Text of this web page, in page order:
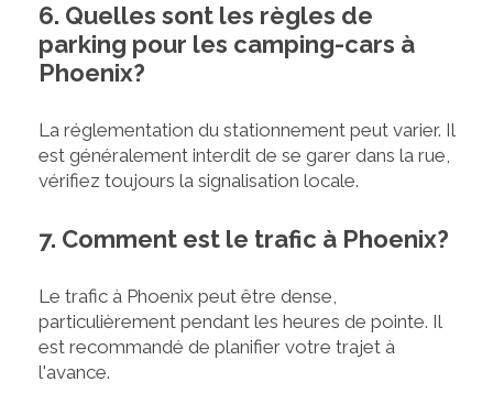
6. Quelles sont les règles de
parking pour les camping-cars à
Phoenix?
La réglementation du stationnement peut varier. Il
est généralement interdit de se garer dans la rue,
vérifiez toujours la signalisation locale.
7. Comment est le trafic à Phoenix?
Le trafic à Phoenix peut être dense,
particulièrement pendant les heures de pointe. Il
est recommandé de planifier votre trajet à
l'avance.